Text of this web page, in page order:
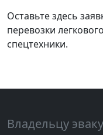
Оставьте здесь
перевозки
спецтехники.
Владельцу